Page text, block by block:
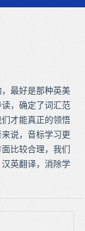
最好是那种英美
，确定了词汇范
才能真正的领悟
说，音标学习更
比较合理，我们
英翻译，消除学